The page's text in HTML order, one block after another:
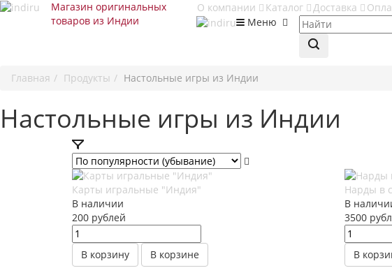
Магазин оригинальных
товаров из Индии
О компании Каталог Доставка
Меню
Главная Продукты Настольные игры из Индии
Настольные игры из Индии
Карты игральные "Индия"
В наличии
200 рублей
В корзину В корзине
Нарды в
В
3500 руб
В